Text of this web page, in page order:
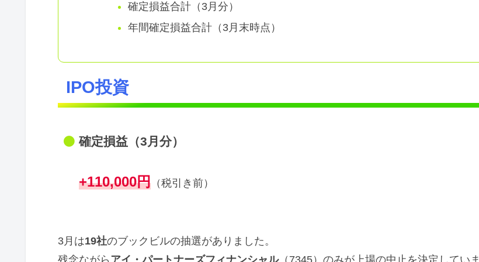
確定損益合計（3月分）
年間確定損益合計（3月末時点）
IPO投資
確定損益（3月分）
+110,000円 （税引き前）
3月は19社のブックビルの抽選がありました。